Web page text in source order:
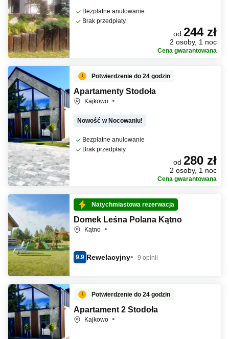
Bezpłatne anulowanie
Brak przedpłaty
od 244 zł
2 osoby, 1 noc
Cena gwarantowana
Potwierdzenie do 24 godzin
Apartamenty Stodoła
Kajkowo
Nowość w Nocowaniu!
Bezpłatne anulowanie
Brak przedpłaty
od 280 zł
2 osoby, 1 noc
Cena gwarantowana
Natychmiastowa rezerwacja
Domek Leśna Polana Kątno
Kątno
9.9 Rewelacyjny 9 opinii
Potwierdzenie do 24 godzin
Apartament 2 Stodoła
Kajkowo